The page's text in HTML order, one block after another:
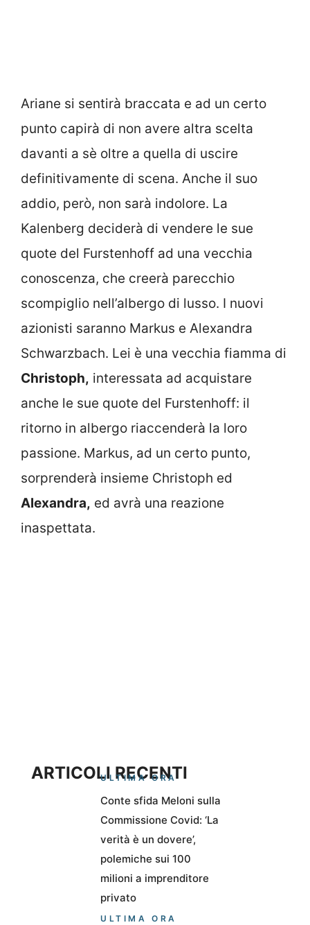
Ariane si sentirà braccata e ad un certo
punto capirà di non avere altra scelta
davanti a sè oltre a quella di uscire
definitivamente di scena. Anche il suo
addio, però, non sarà indolore. La
Kalenberg deciderà di vendere le sue
quote del Furstenhoff ad una vecchia
conoscenza, che creerà parecchio
scompiglio nell’albergo di lusso. I nuovi
azionisti saranno Markus e Alexandra
Schwarzbach. Lei è una vecchia fiamma di
Christoph, interessata ad acquistare
anche le sue quote del Furstenhoff: il
ritorno in albergo riaccenderà la loro
passione. Markus, ad un certo punto,
sorprenderà insieme Christoph ed
Alexandra, ed avrà una reazione
inaspettata.
ARTICOLI RECENTI
ULTIMA ORA
Conte sfida Meloni sulla
Commissione Covid: ‘La
verità è un dovere’,
polemiche sui 100
milioni a imprenditore
privato
ULTIMA ORA